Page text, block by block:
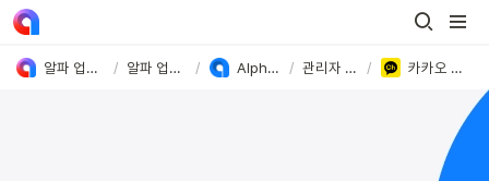
알파 업셀&푸시 User Guide / 알파 업셀&푸시 가이드 / Alpha Push 사용방법 / 관리자 페이지 가이드 / 카카오 비즈니스 채널 등록하기